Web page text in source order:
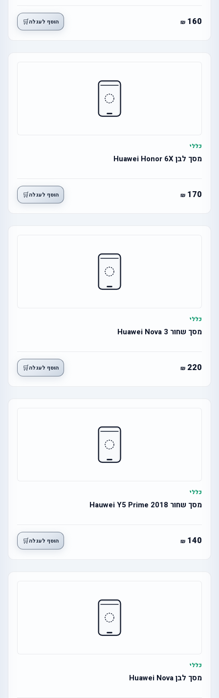
160 הוסף לעגלה🛒
כללי
מסך לבן Huawei Honor 6X
170 הוסף לעגלה🛒
כללי
מסך שחור 3 Huawei Nova
220 הוסף לעגלה🛒
כללי
מסך שחור Hauwei Y5 Prime 2018
140 הוסף לעגלה🛒
כללי
מסך לבן Huawei Nova